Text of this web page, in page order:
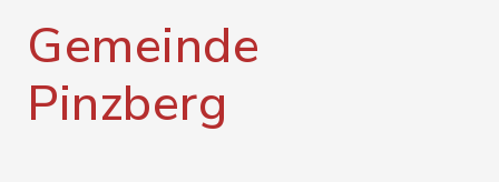
Gemeinde
Pinzberg